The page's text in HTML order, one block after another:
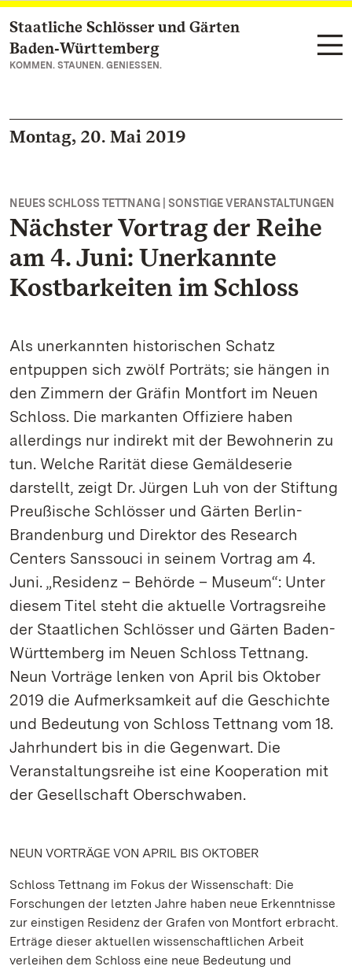
Zum Hauptinhalt springen
Staatliche Schlösser und Gärten
Baden‑Württemberg
KOMMEN. STAUNEN. GENIESSEN.
Montag, 20. Mai 2019
NEUES SCHLOSS TETTNANG | SONSTIGE VERANSTALTUNGEN
Nächster Vortrag der Reihe
am 4. Juni: Unerkannte
Kostbarkeiten im Schloss
Als unerkannten historischen Schatz
entpuppen sich zwölf Porträts; sie hängen in
den Zimmern der Gräfin Montfort im Neuen
Schloss. Die markanten Offiziere haben
allerdings nur indirekt mit der Bewohnerin zu
tun. Welche Rarität diese Gemäldeserie
darstellt, zeigt Dr. Jürgen Luh von der Stiftung
Preußische Schlösser und Gärten Berlin-
Brandenburg und Direktor des Research
Centers Sanssouci in seinem Vortrag am 4.
Juni. „Residenz – Behörde – Museum“: Unter
diesem Titel steht die aktuelle Vortragsreihe
der Staatlichen Schlösser und Gärten Baden-
Württemberg im Neuen Schloss Tettnang.
Neun Vorträge lenken von April bis Oktober
2019 die Aufmerksamkeit auf die Geschichte
und Bedeutung von Schloss Tettnang vom 18.
Jahrhundert bis in die Gegenwart. Die
Veranstaltungsreihe ist eine Kooperation mit
der Gesellschaft Oberschwaben.
NEUN VORTRÄGE VON APRIL BIS OKTOBER
Schloss Tettnang im Fokus der Wissenschaft: Die
Forschungen der letzten Jahre haben neue Erkenntnisse
zur einstigen Residenz der Grafen von Montfort erbracht.
Erträge dieser aktuellen wissenschaftlichen Arbeit
verleihen dem Schloss eine neue Bedeutung und